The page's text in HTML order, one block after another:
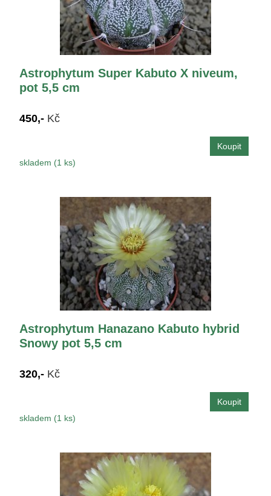
Astrophytum Super Kabuto X niveum,
pot 5,5 cm
450,- Kč
skladem (1 ks)
Astrophytum Hanazano Kabuto hybrid
Snowy pot 5,5 cm
320,- Kč
skladem (1 ks)